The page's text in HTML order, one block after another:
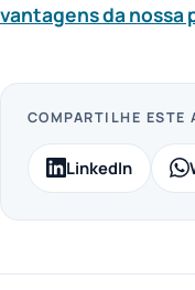
vantagens da nossa
COMPARTILHE ESTE
LinkedIn